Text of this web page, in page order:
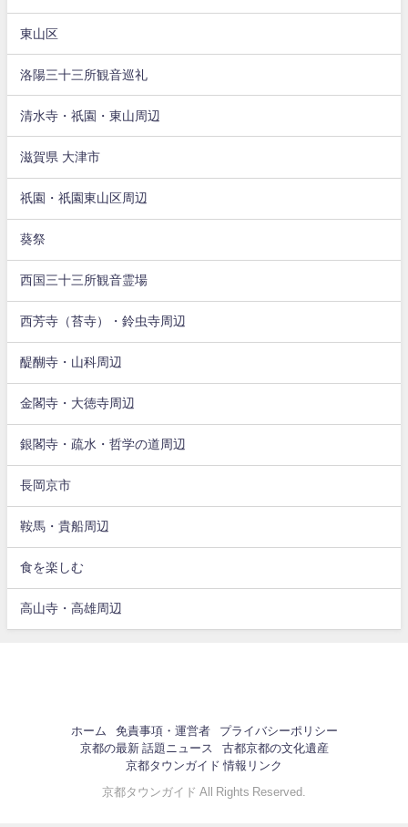
東山区
洛陽三十三所観音巡礼
清水寺・祇園・東山周辺
滋賀県 大津市
祇園・祇園東山区周辺
葵祭
西国三十三所観音霊場
西芳寺（苔寺）・鈴虫寺周辺
醍醐寺・山科周辺
金閣寺・大徳寺周辺
銀閣寺・疏水・哲学の道周辺
長岡京市
鞍馬・貴船周辺
食を楽しむ
高山寺・高雄周辺
ホーム 免責事項・運営者
プライバシーポリシー
京都の最新 話題ニュース
古都京都の文化遺産
京都タウンガイド 情報リンク
京都タウンガイド All Rights Reserved.